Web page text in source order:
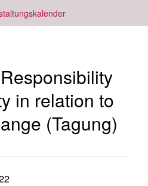
in relation to
(Tagung)